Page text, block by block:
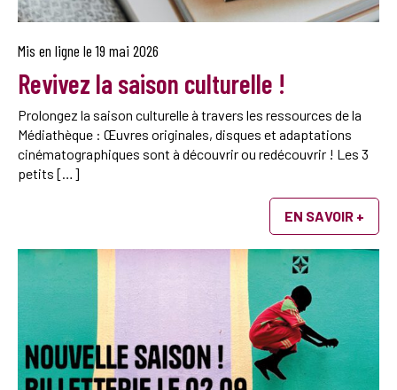
Mis en ligne le19 mai 2026
Revivez la saison culturelle !
Prolongez la saison culturelle à travers les ressources de la
Médiathèque : Œuvres originales, disques et adaptations
cinématographiques sont à découvrir ou redécouvrir ! Les 3
petits […]
EN SAVOIR +